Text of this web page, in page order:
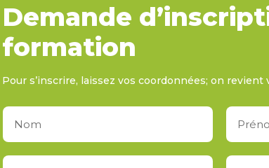
Demande
formation
Pour s’inscrire, laissez vos coordonnées; on revient